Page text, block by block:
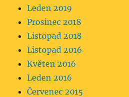
Leden 2019
Prosinec 2018
Listopad 2018
Listopad 2016
Květen 2016
Leden 2016
Červenec 2015